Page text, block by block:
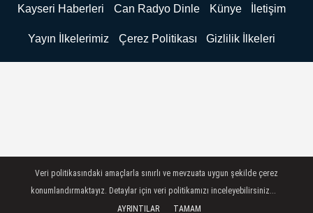
Kayseri Haberleri Can Radyo Dinle Künye İletişim
Yayın İlkelerimiz Çerez Politikası Gizlilik İlkeleri
Veri politikasındaki amaçlarla sınırlı ve mevzuata uygun şekilde çerez
konumlandırmaktayız. Detaylar için veri politikamızı inceleyebilirsiniz...
AYRINTILAR
TAMAM